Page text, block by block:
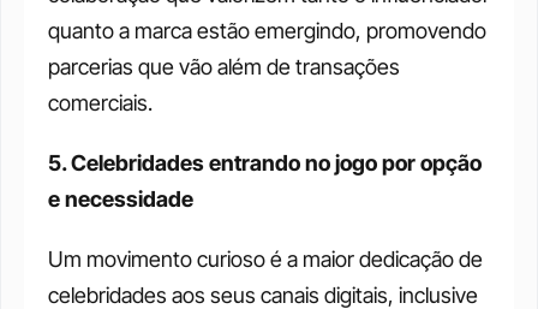
quanto a marca estão emergindo, promovendo
parcerias que vão além de transações
comerciais.
5. Celebridades entrando no jogo por opção
e necessidade
Um movimento curioso é a maior dedicação de
celebridades aos seus canais digitais, inclusive